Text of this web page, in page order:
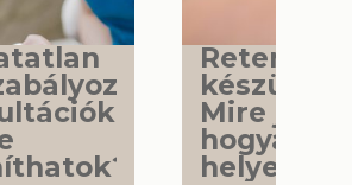
Retenciós
készülék
Mire jó és
hogyan
helyesen?